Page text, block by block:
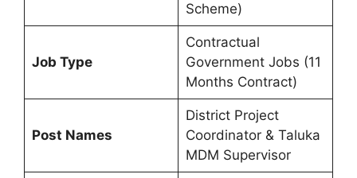
Scheme)
Job Type
Contractual
Government Jobs (11
Months Contract)
Post Names
District Project
Coordinator & Taluka
MDM Supervisor